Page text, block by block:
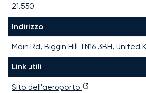
21.550
Indirizzo
Main Rd, Biggin Hill TN16 3BH, United
Link utili
Sito dell'aeroporto